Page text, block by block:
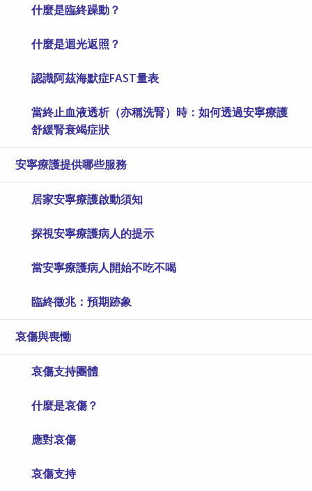
什麼是臨終躁動？
什麼是迴光返照？
認識阿茲海默症FAST量表
當終止血液透析（亦稱洗腎）時：如何透過安寧療護
舒緩腎衰竭症狀
安寧療護提供哪些服務
居家安寧療護啟動須知
探視安寧療護病人的提示
當安寧療護病人開始不吃不喝
臨終徵兆：預期跡象
哀傷與喪慟
哀傷支持團體
什麼是哀傷？
應對哀傷
哀傷支持